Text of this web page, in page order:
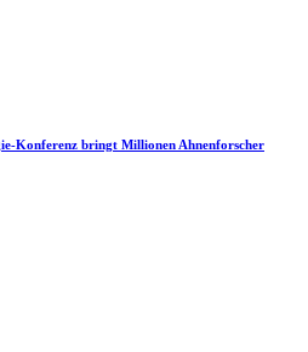
Konferenz bringt Millionen Ahnenforscher